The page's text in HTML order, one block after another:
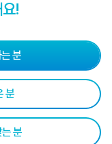
!
분
분
분